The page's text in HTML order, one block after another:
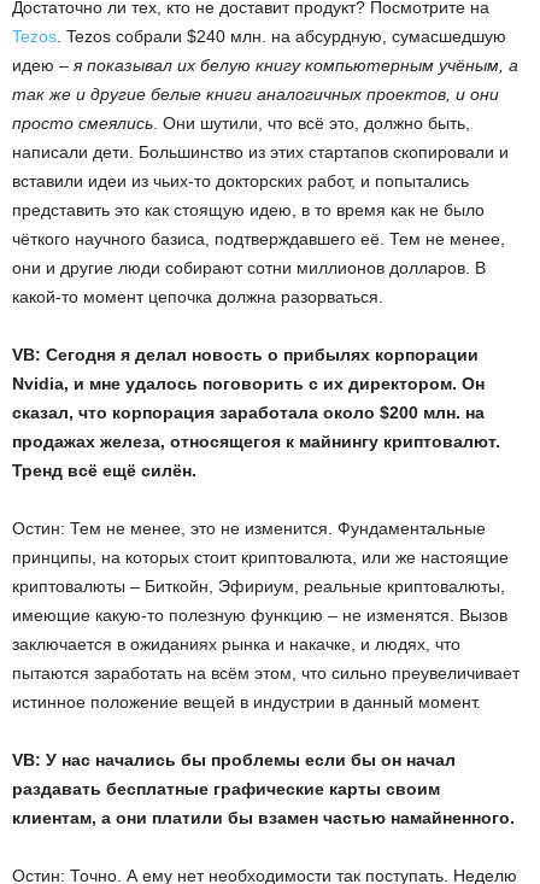
Достаточно ли тех, кто не доставит продукт? Посмотрите на
Tezos. Tezos собрали $240 млн. на абсурдную, сумасшедшую
идею – я показывал их белую книгу компьютерным учёным, а
так же и другие белые книги аналогичных проектов, и они
просто смеялись. Они шутили, что всё это, должно быть,
написали дети. Большинство из этих стартапов скопировали и
вставили идеи из чьих-то докторских работ, и попытались
представить это как стоящую идею, в то время как не было
чёткого научного базиса, подтверждавшего её. Тем не менее,
они и другие люди собирают сотни миллионов долларов. В
какой-то момент цепочка должна разорваться.
VB: Сегодня я делал новость о прибылях корпорации
Nvidia, и мне удалось поговорить с их директором. Он
сказал, что корпорация заработала около $200 млн. на
продажах железа, относящегоя к майнингу криптовалют.
Тренд всё ещё силён.
Остин: Тем не менее, это не изменится. Фундаментальные
принципы, на которых стоит криптовалюта, или же настоящие
криптовалюты – Биткойн, Эфириум, реальные криптовалюты,
имеющие какую-то полезную функцию – не изменятся. Вызов
заключается в ожиданиях рынка и накачке, и людях, что
пытаются заработать на всём этом, что сильно преувеличивает
истинное положение вещей в индустрии в данный момент.
VB: У нас начались бы проблемы если бы он начал
раздавать бесплатные графические карты своим
клиентам, а они платили бы взамен частью намайненного.
Остин: Точно. А ему нет необходимости так поступать. Неделю